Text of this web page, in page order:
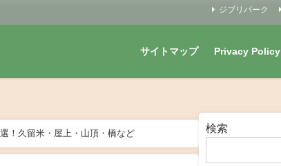
ジブリパーク
サイトマップ Privacy Policy
！久留米・屋上・山頂・橋など 検索